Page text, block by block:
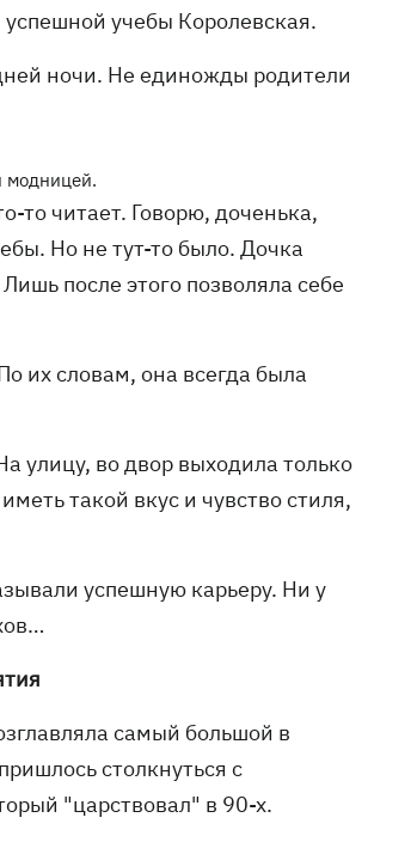
учебы Королевская.
ночи. Не единожды родители
модницей.
то читает. Говорю, доченька,
Но не тут-то было. Дочка
после этого позволяла себе
их словам, она всегда была
улицу, во двор выходила только
такой вкус и чувство стиля,
успешную карьеру. Ни у
самый большой в
столкнуться с
"царствовал" в 90-х.